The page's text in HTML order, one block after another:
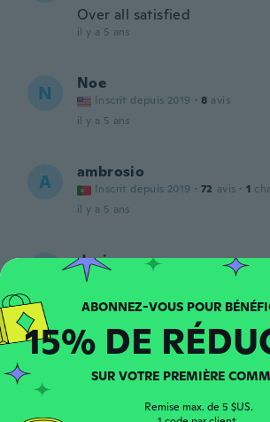
Over all satisfied
il y a 5 ans
N Noe
Inscrit depuis 2019 · 8 avis
il y a 5 ans
A ambrosio
Inscrit depuis 2019 · 72 avis · 1
il y a 5 ans
davis
Inscrit depuis 2020
Bonito pero las tallas son
medida que indica
il y a 5 ans
D Denise
31
15% DE
SUR VOTRE PREMIÈRE
Remise max. de 5 $US.